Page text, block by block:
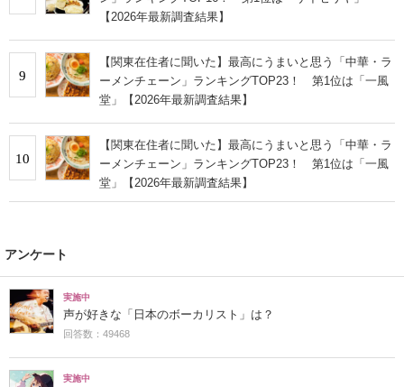
【2026年最新調査結果】
9
【関東在住者に聞いた】最高にうまいと思う「中華・ラ
ーメンチェーン」ランキングTOP23！ 第1位は「一風
堂」【2026年最新調査結果】
10
【関東在住者に聞いた】最高にうまいと思う「中華・ラ
ーメンチェーン」ランキングTOP23！ 第1位は「一風
堂」【2026年最新調査結果】
アンケート
実施中
声が好きな「日本のボーカリスト」は？
回答数：49468
実施中